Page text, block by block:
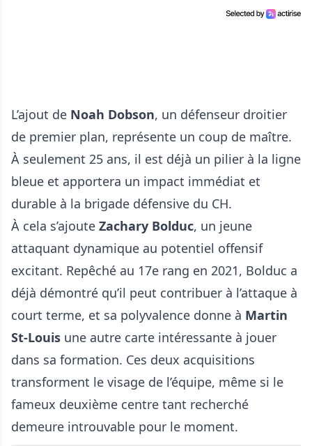
L’ajout de Noah Dobson, un défenseur droitier
de premier plan, représente un coup de maître.
À seulement 25 ans, il est déjà un pilier à la ligne
bleue et apportera un impact immédiat et
durable à la brigade défensive du CH.
À cela s’ajoute Zachary Bolduc, un jeune
attaquant dynamique au potentiel offensif
excitant. Repêché au 17e rang en 2021, Bolduc a
déjà démontré qu’il peut contribuer à l’attaque à
court terme, et sa polyvalence donne à Martin
St-Louis une autre carte intéressante à jouer
dans sa formation. Ces deux acquisitions
transforment le visage de l’équipe, même si le
fameux deuxième centre tant recherché
demeure introuvable pour le moment.